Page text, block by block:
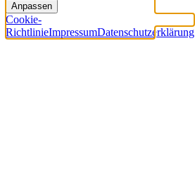
Anpassen
Cookie-
RichtlinieImpressumDatenschutzerklärung